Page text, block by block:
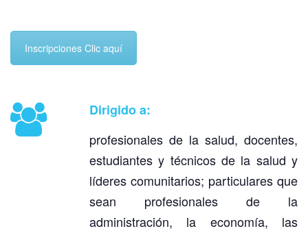
Inscripciones Clic aquí
Dirigido a:
profesionales de la salud, docentes,
estudiantes y técnicos de la salud y
líderes comunitarios; particulares que
sean profesionales de la
administración, la economía, las